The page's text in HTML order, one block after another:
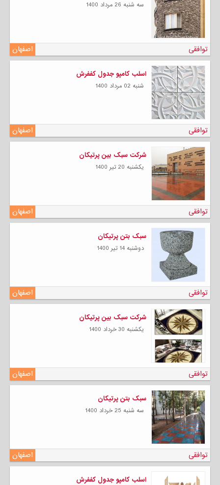
سه شنبه 26 مرداد 1400
اصفهان توافقی
اسلب کامپو جدول کففرش
شنبه 02 مرداد 1400
اصفهان توافقی
شرکت سبک بین پرتیکان
يكشنبه 20 تیر 1400
اصفهان توافقی
سبک بتن پرتیکان
دوشنبه 14 تیر 1400
اصفهان توافقی
شرکت سبک بین پرتیکان
يكشنبه 30 خرداد 1400
اصفهان توافقی
سبک بتن پرتیکان
سه شنبه 25 خرداد 1400
اصفهان توافقی
اسلب کامپو جدول کففرش